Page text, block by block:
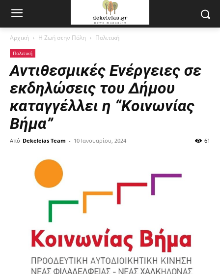
Αρχική Η Ζωή στην Πόλη Πολιτική
Πολιτική
Αντιθεσμικές Ενέργειες σε
εκδηλώσεις του Δήμου
καταγγέλλει η “Κοινωνίας
Βήμα”
Από Dekeleias Team - 10 Ιανουαρίου, 2024 61